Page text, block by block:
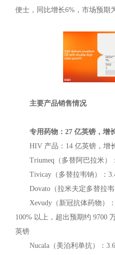
便士，同比增长6%，市场预期
主要产品销售情况
专用药物：27 亿英镑，增
HIV 产品：14 亿英镑，增
Triumeq（多替阿巴拉米）
Tivicay（多替拉韦钠）：
Dovato（拉米夫定多替拉
Xevudy（新冠抗体药物）
100% 以上，超出预期约 9700
英镑
Nucala（美泊利单抗）：